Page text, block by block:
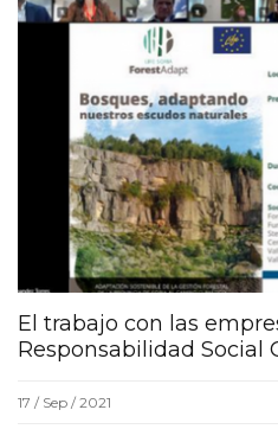
El trabajo con las
Responsabilidad Social
17 / Sep / 2021